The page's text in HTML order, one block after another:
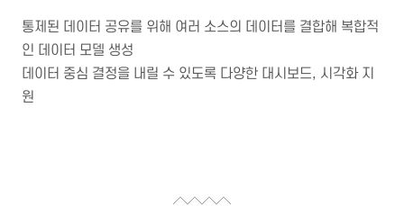
통제된 데이터 공유를 위해 여러 소스의 데이터를 결합해 복합적
인 데이터 모델 생성
데이터 중심 결정을 내릴 수 있도록 다양한 대시보드, 시각화 지
원